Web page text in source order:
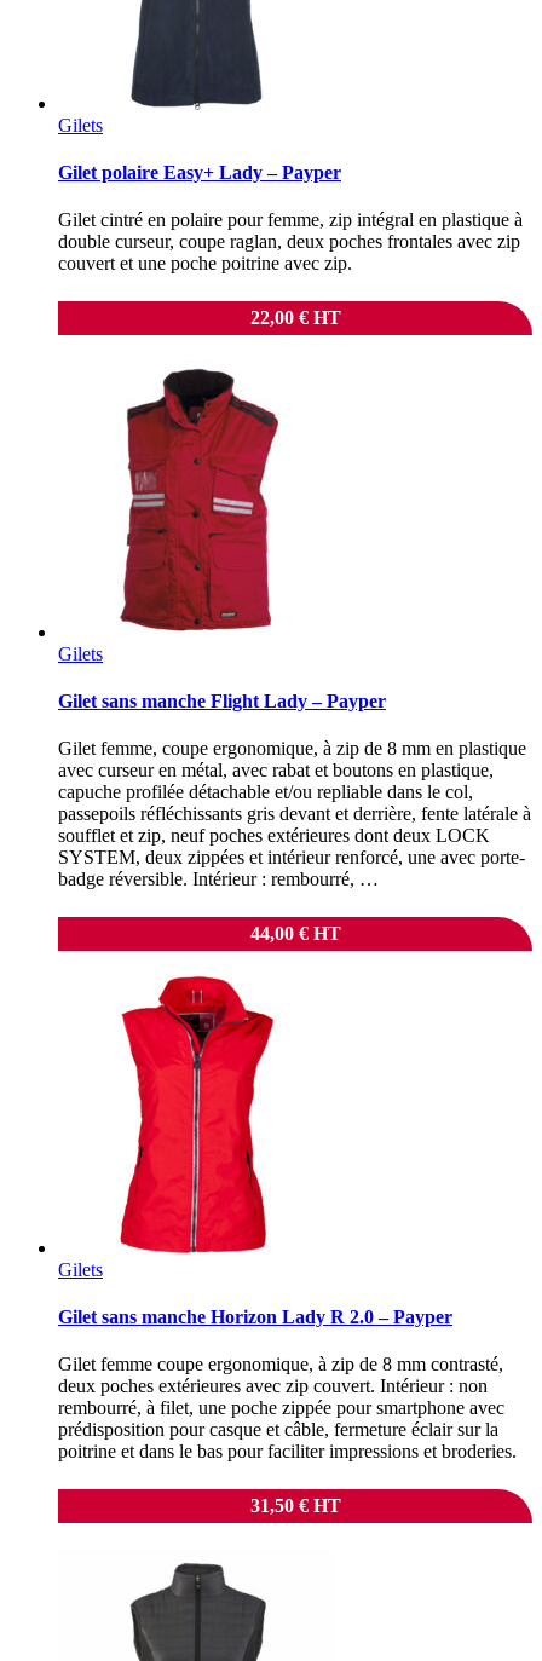
Gilets
Gilet polaire Easy+ Lady – Payper
Gilet cintré en polaire pour femme, zip intégral en plastique à
double curseur, coupe raglan, deux poches frontales avec zip
couvert et une poche poitrine avec zip.
22,00 €HT
Gilets
Gilet sans manche Flight Lady – Payper
Gilet femme, coupe ergonomique, à zip de 8 mm en plastique
avec curseur en métal, avec rabat et boutons en plastique,
capuche profilée détachable et/ou repliable dans le col,
passepoils réfléchissants gris devant et derrière, fente latérale à
soufflet et zip, neuf poches extérieures dont deux LOCK
SYSTEM, deux zippées et intérieur renforcé, une avec porte-
badge réversible. Intérieur : rembourré, …
44,00 €HT
Gilets
Gilet sans manche Horizon Lady R 2.0 – Payper
Gilet femme coupe ergonomique, à zip de 8 mm contrasté,
deux poches extérieures avec zip couvert. Intérieur : non
rembourré, à filet, une poche zippée pour smartphone avec
prédisposition pour casque et câble, fermeture éclair sur la
poitrine et dans le bas pour faciliter impressions et broderies.
31,50 €HT